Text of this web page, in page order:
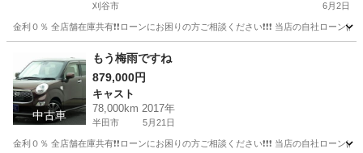
刈谷市 6月2日
金利０％ 全店舗在庫共有❗️❗️ローンにお困りの方ご相談ください❗️❗️❗️ 当店の自社ロ
その他 トラック
中古車
もう梅雨ですね
879,000円
キャスト
78,000km 2017年
半田市 5月21日
金利０％ 全店舗在庫共有❗️❗️ローンにお困りの方ご相談ください❗️❗️❗️ 当店の自社ロ